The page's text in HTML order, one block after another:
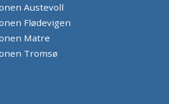
Austevoll
Flødevigen
Matre
Tromsø